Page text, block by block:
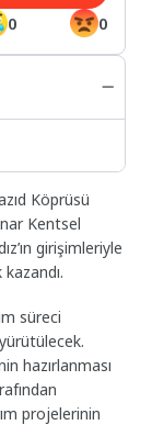
0 0
Köprüsü
Kentsel
girişimleriyle
süreci
hazırlanması
projelerinin